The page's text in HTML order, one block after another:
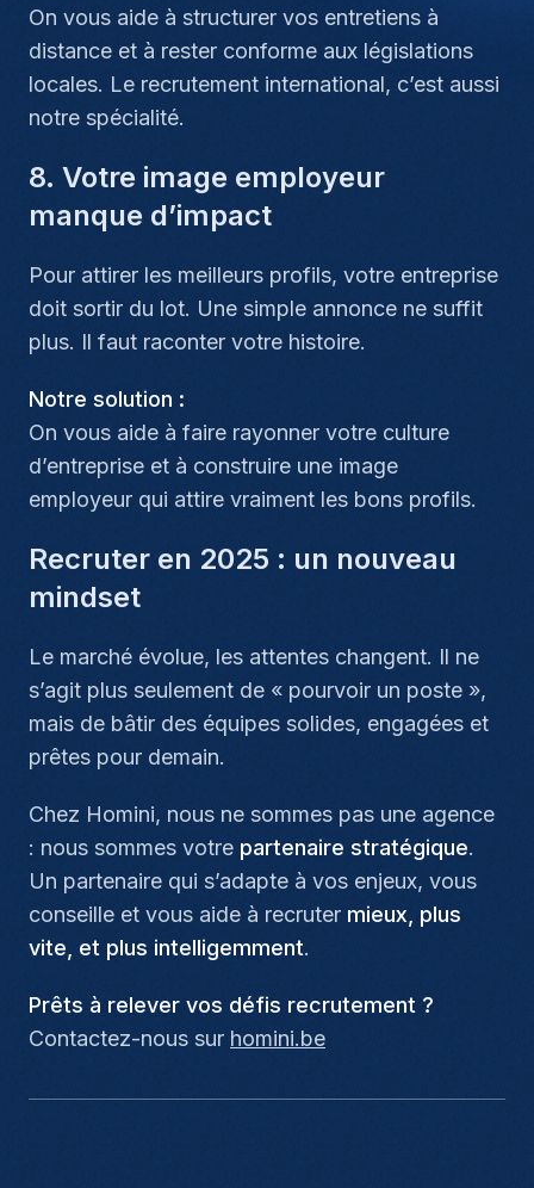
On vous aide à structurer vos entretiens à
distance et à rester conforme aux législations
locales. Le recrutement international, c’est aussi
notre spécialité.
8. Votre image employeur
manque d’impact
Pour attirer les meilleurs profils, votre entreprise
doit sortir du lot. Une simple annonce ne suffit
plus. Il faut raconter votre histoire.
Notre solution :
On vous aide à faire rayonner votre culture
d’entreprise et à construire une image
employeur qui attire vraiment les bons profils.
Recruter en 2025 : un nouveau
mindset
Le marché évolue, les attentes changent. Il ne
s’agit plus seulement de « pourvoir un poste »,
mais de bâtir des équipes solides, engagées et
prêtes pour demain.
Chez Homini, nous ne sommes pas une agence
: nous sommes votre partenaire stratégique.
Un partenaire qui s’adapte à vos enjeux, vous
conseille et vous aide à recruter mieux, plus
vite, et plus intelligemment.
Prêts à relever vos défis recrutement ?
Contactez-nous sur homini.be